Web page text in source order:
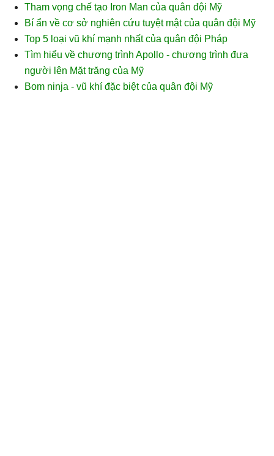
Tham vọng chế tạo Iron Man của quân đội Mỹ
Bí ẩn về cơ sở nghiên cứu tuyệt mật của quân đội Mỹ
Top 5 loại vũ khí mạnh nhất của quân đội Pháp
Tìm hiểu về chương trình Apollo - chương trình đưa
người lên Mặt trăng của Mỹ
Bom ninja - vũ khí đặc biệt của quân đội Mỹ